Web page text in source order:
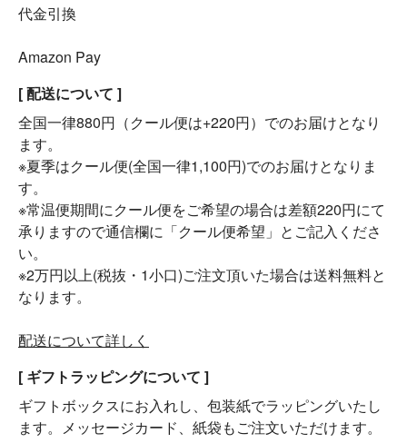
代金引換
Amazon Pay
[ 配送について ]
全国一律880円（クール便は+220円）でのお届けとなり
ます。
※夏季はクール便(全国一律1,100円)でのお届けとなりま
す。
※常温便期間にクール便をご希望の場合は差額220円にて
承りますので通信欄に「クール便希望」とご記入くださ
い。
※2万円以上(税抜・1小口)ご注文頂いた場合は送料無料と
なります。
配送について詳しく
[ ギフトラッピングについて ]
ギフトボックスにお入れし、包装紙でラッピングいたし
ます。メッセージカード、紙袋もご注文いただけます。